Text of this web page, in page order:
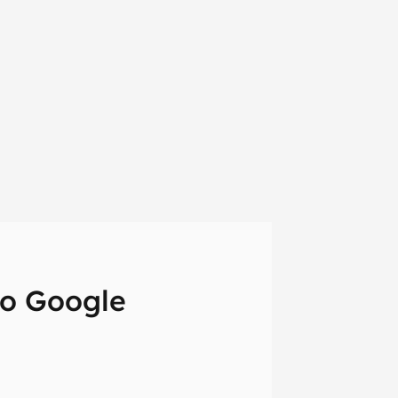
Google
primeira